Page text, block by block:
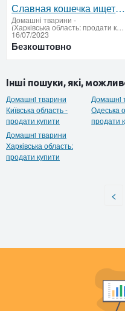
Славная кошечка ищет дом
Домашнi тварини -
(Харківська область: продати купити)
16/07/2023
Безкоштовно
Інші пошуки, які,
Домашнi тварини
Київська область -
продати купити
Домашнi
Одеська
продати
Домашнi тварини
Харківська область:
продати купити
<